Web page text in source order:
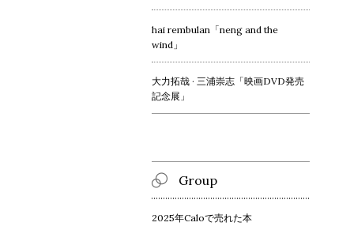
hai rembulan「neng and the
wind」
大力拓哉 · 三浦崇志「映画DVD発売
記念展」
Group
2025年Caloで売れた本